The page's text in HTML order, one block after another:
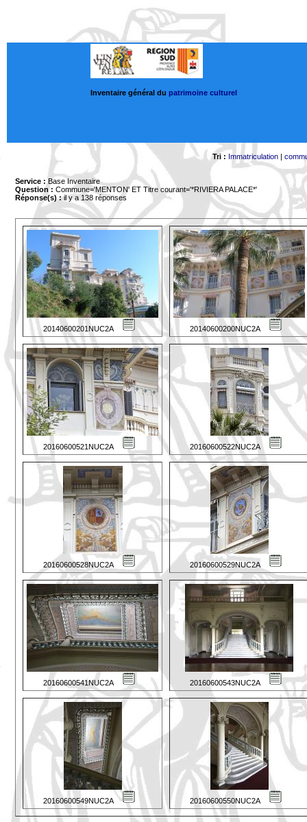
Inventaire général du patrimoine culturel
Tri : Immatriculation|
Service : Base Inventaire
Question : Commune='MENTON' ET Titre courant='*RIVIERA PALACE*'
Réponse(s) :il y a 138 réponses
20140600201NUC2A 20140600200NUC2A
20160600521NUC2A 20160600522NUC2A
20160600528NUC2A 20160600529NUC2A
20160600541NUC2A 20160600543NUC2A
20160600549NUC2A 20160600550NUC2A